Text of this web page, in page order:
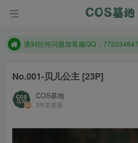
防失联：百度搜索《一七天佳》，实
遇到任何问题加客服QQ：772334847
No.001-贝儿公主 [23P]
COS基地
3年前更新